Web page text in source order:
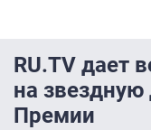
RU.TV дает
на
Премии